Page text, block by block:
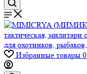
Избранные товары 0